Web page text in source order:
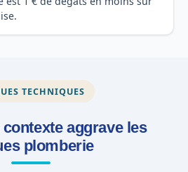
TECHNIQUES
aggrave les
plomberie